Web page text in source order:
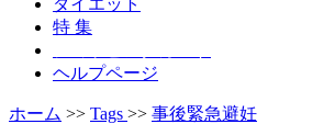
ダイエット
特 集
ヘルプページ
ホーム >> Tags >> 事後緊急避妊